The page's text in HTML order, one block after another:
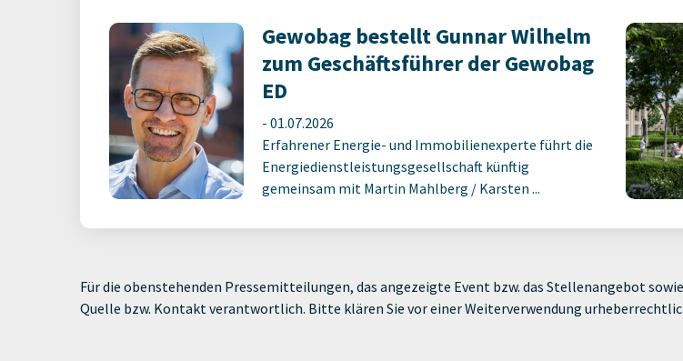
Gewobag bestellt Gunnar Wilhelm
zum Geschäftsführer der Gewobag
ED
- 01.07.2026
Erfahrener Energie- und Immobilienexperte führt die
Energiedienstleistungsgesellschaft künftig
gemeinsam mit Martin Mahlberg / Karsten ...
Für die obenstehenden Pressemitteilungen, das angezeigte Event bzw. das Stellenangebot
Quelle bzw. Kontakt verantwortlich. Bitte klären Sie vor einer Weiterverwendung